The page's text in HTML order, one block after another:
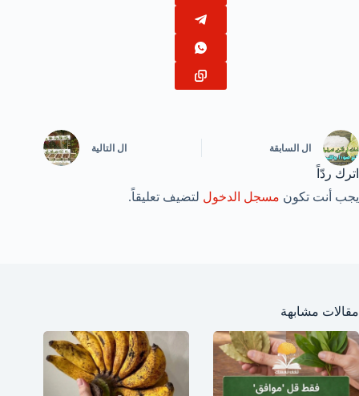
ال السابقة ال التالية
اترك ردّاً
يجب أنت تكون مسجل الدخول لتضيف تعليقاً.
مقالات مشابهة